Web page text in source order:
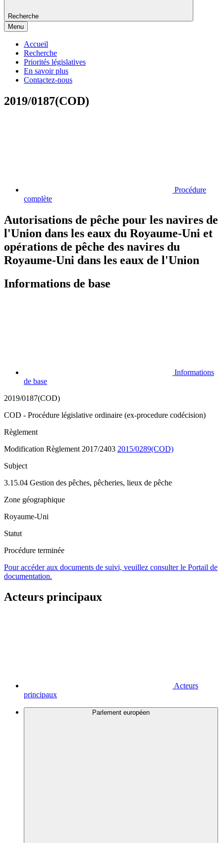
Recherche
Menu
Accueil
Recherche
Priorités législatives
En savoir plus
Contactez-nous
2019/0187(COD)
Procédure
complète
Autorisations de pêche pour les navires de
l'Union dans les eaux du Royaume-Uni et
opérations de pêche des navires du
Royaume-Uni dans les eaux de l'Union
Informations de base
Informations
de base
2019/0187(COD)
COD - Procédure législative ordinaire (ex-procedure codécision)
Règlement
Modification Règlement 2017/2403 2015/0289(COD)
Subject
3.15.04 Gestion des pêches, pêcheries, lieux de pêche
Zone géographique
Royaume-Uni
Statut
Procédure terminée
Pour accéder aux documents de suivi, veuillez consulter le Portail de
documentation.
Acteurs principaux
Acteurs
principaux
Parlement européen